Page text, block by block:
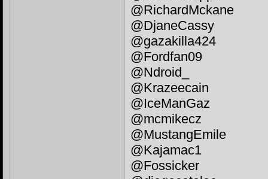
@RichardMckane
@DjaneCassy
@gazakilla424
@Fordfan09
@Ndroid_
@Krazeecain
@IceManGaz
@mcmikecz
@MustangEmile
@Kajamac1
@Fossicker